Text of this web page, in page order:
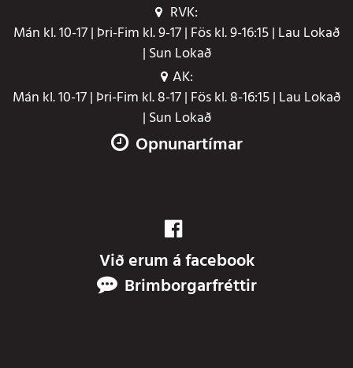
Opnunartímar
RVK:
Mán kl. 10-17 | Þri-Fim kl. 9-17 | Fös kl. 9-16:15 | Lau Lokað
| Sun Lokað
AK:
Mán kl. 10-17 | Þri-Fim kl. 8-17 | Fös kl. 8-16:15 | Lau Lokað
| Sun Lokað
Brimborgarfréttir
Við erum á facebook